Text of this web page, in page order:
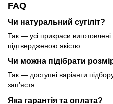
FAQ
Чи натуральний сугіліт?
Так — усі прикраси виготовлені
підтвердженою якістю.
Чи можна підібрати
Так — доступні варіанти
зап’ястя.
Яка гарантія та оплата?